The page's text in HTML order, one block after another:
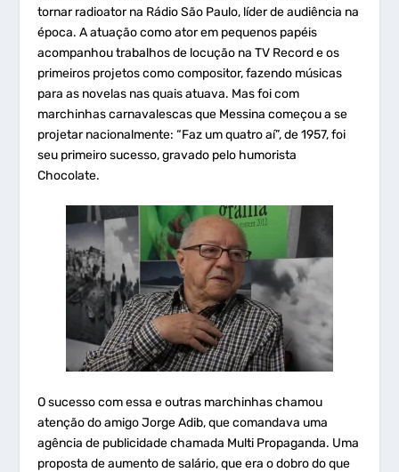
tornar radioator na Rádio São Paulo, líder de audiência na
época. A atuação como ator em pequenos papéis
acompanhou trabalhos de locução na TV Record e os
primeiros projetos como compositor, fazendo músicas
para as novelas nas quais atuava. Mas foi com
marchinhas carnavalescas que Messina começou a se
projetar nacionalmente: “Faz um quatro aí”, de 1957, foi
seu primeiro sucesso, gravado pelo humorista
Chocolate.
O sucesso com essa e outras marchinhas chamou
atenção do amigo Jorge Adib, que comandava uma
agência de publicidade chamada Multi Propaganda. Uma
proposta de aumento de salário, que era o dobro do que